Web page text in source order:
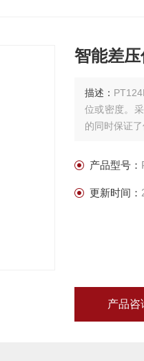
智能差
描述：
位或密度。
的同时保证
产品型号：
更新时间：
产品咨